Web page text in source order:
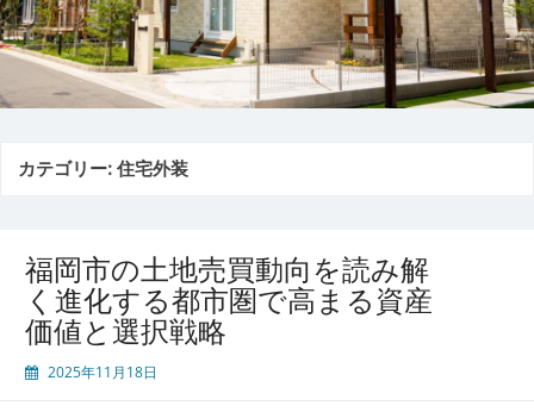
カテゴリー:住宅外装
福岡市の土地売買動向を読み解
く進化する都市圏で高まる資産
価値と選択戦略
2025年11月18日